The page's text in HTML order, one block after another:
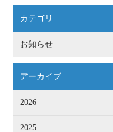
カテゴリ
お知らせ
アーカイブ
2026
2025